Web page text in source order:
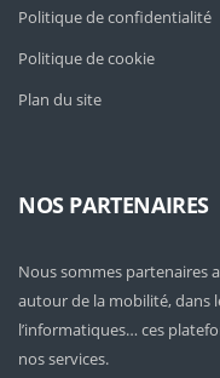
Politique de confidentialité
Politique de cookie
Plan du site
NOS PARTENAIRES
Nous sommes partenaires
autour de la mobilité, dans
l’informatiques… ces
nos services.